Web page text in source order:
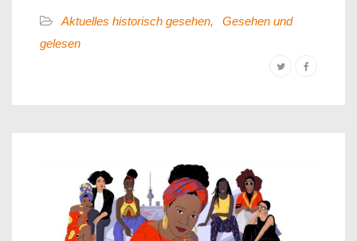
Aktuelles historisch gesehen,
Gesehen und
gelesen